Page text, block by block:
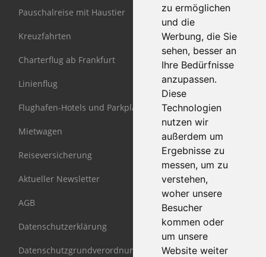
zu ermöglichen
und die
Werbung, die Sie
sehen, besser an
Ihre Bedürfnisse
anzupassen.
Diese
Technologien
nutzen wir
außerdem um
Ergebnisse zu
messen, um zu
verstehen,
woher unsere
Besucher
kommen oder
um unsere
Website weiter
Pauschalreise mit Haustier
Kreuzfahrten
Charterflug ab Frankfurt
Linienflug
Flughafen-Hotels und Parkplätze
Mietwagen
Reiseversicherung
Aktueller Newsletter
AGB
Datenschutzerklärung
Datenschutzgrundverordnung DSGVO